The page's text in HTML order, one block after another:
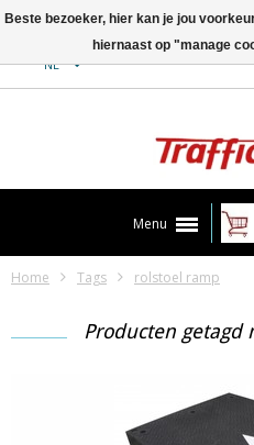
NL
Menu
Home Tags rolstoel ramp
Producten getagd
Beste bezoeker, hier kan je jou
hiernaast op "manage